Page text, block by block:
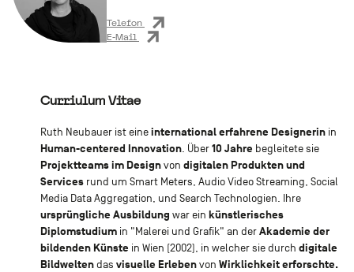
Telefon
E-Mail
Curriulum Vitae
Ruth Neubauer ist eineinternational erfahrene Designerinin
Human-centered Innovation. Über 10 Jahre begleitete sie
Projektteams im Designvon digitalen Produkten und
Servicesrund um Smart Meters, Audio Video Streaming, Social
Media Data Aggregation, und Search Technologien. Ihre
ursprüngliche Ausbildung war ein künstlerisches
Diplomstudiumin "Malerei und Grafik" an der Akademie der
bildenden Künste in Wien (2002), in welcher sie durch digitale
Bildweltendas visuelle Erlebenvon Wirklichkeit erforschte.